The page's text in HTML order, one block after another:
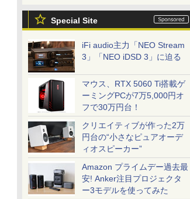
Special Site
iFi audio主力「NEO Stream
3」「NEO iDSD 3」に迫る
マウス、RTX 5060 Ti搭載ゲ
ーミングPCが7万5,000円オ
フで30万円台！
クリエイティブが作った2万
円台の“小さなピュアオーデ
ィオスピーカー”
Amazon プライムデー過去最
安! Anker注目プロジェクタ
ー3モデルを使ってみた